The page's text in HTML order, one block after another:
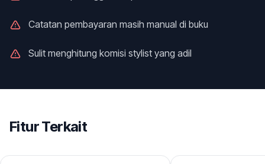
Catatan pembayaran masih manual di buku
Sulit menghitung komisi stylist yang adil
Fitur Terkait